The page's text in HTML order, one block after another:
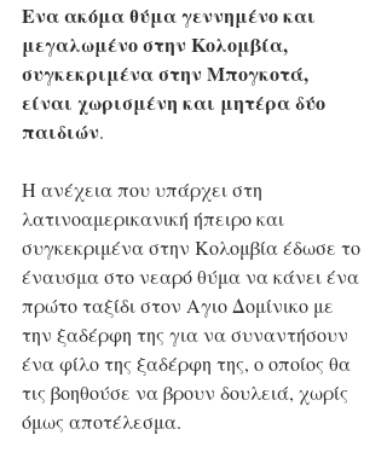
Ενα ακόμα θύμα γεννημένο και
μεγαλωμένο στην Κολομβία,
συγκεκριμένα στην Μπογκοτά,
είναι χωρισμένη και μητέρα δύο
παιδιών.
Η ανέχεια που υπάρχει στη
λατινοαμερικανική ήπειρο και
συγκεκριμένα στην Κολομβία έδωσε το
έναυσμα στο νεαρό θύμα να κάνει ένα
πρώτο ταξίδι στον Αγιο Δομίνικο με
την ξαδέρφη της για να συναντήσουν
ένα φίλο της ξαδέρφη της, ο οποίος θα
τις βοηθούσε να βρουν δουλειά, χωρίς
όμως αποτέλεσμα.